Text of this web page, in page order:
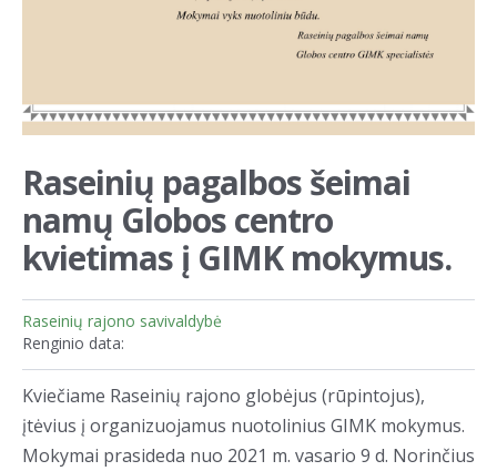
Raseinių pagalbos šeimai
namų Globos centro
kvietimas į GIMK mokymus.
Raseinių rajono savivaldybė
Renginio data:
Kviečiame Raseinių rajono globėjus (rūpintojus),
įtėvius į organizuojamus nuotolinius GIMK mokymus.
Mokymai prasideda nuo 2021 m. vasario 9 d. Norinčius